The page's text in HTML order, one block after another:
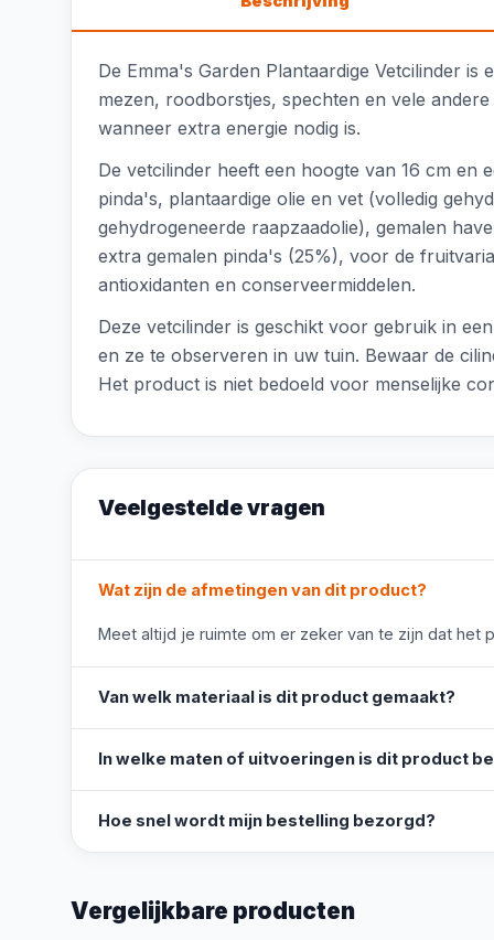
De Emma's Garden Plantaardige Vetcilinder
mezen, roodborstjes, spechten en vele
wanneer extra energie nodig is.
De vetcilinder heeft een hoogte van 16 cm en
pinda's, plantaardige olie en vet (volledig
gehydrogeneerde raapzaadolie), gemalen
extra gemalen pinda's (25%), voor de
antioxidanten en conserveermiddelen.
Deze vetcilinder is geschikt voor gebruik in
en ze te observeren in uw tuin. Bewaar de
Het product is niet bedoeld voor menselijke
Veelgestelde vragen
Wat zijn de afmetingen van dit product?
Meet altijd je ruimte om er zeker van te zijn dat het
Van welk materiaal is dit product gemaakt?
In welke maten of uitvoeringen is dit product
Hoe snel wordt mijn bestelling bezorgd?
Vergelijkbare producten